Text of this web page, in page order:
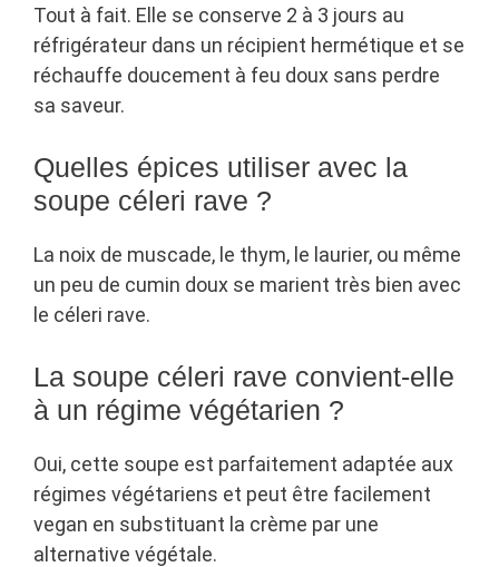
Tout à fait. Elle se conserve 2 à 3 jours au
réfrigérateur dans un récipient hermétique et se
réchauffe doucement à feu doux sans perdre
sa saveur.
Quelles épices utiliser avec la
soupe céleri rave ?
La noix de muscade, le thym, le laurier, ou même
un peu de cumin doux se marient très bien avec
le céleri rave.
La soupe céleri rave convient-elle
à un régime végétarien ?
Oui, cette soupe est parfaitement adaptée aux
régimes végétariens et peut être facilement
vegan en substituant la crème par une
alternative végétale.